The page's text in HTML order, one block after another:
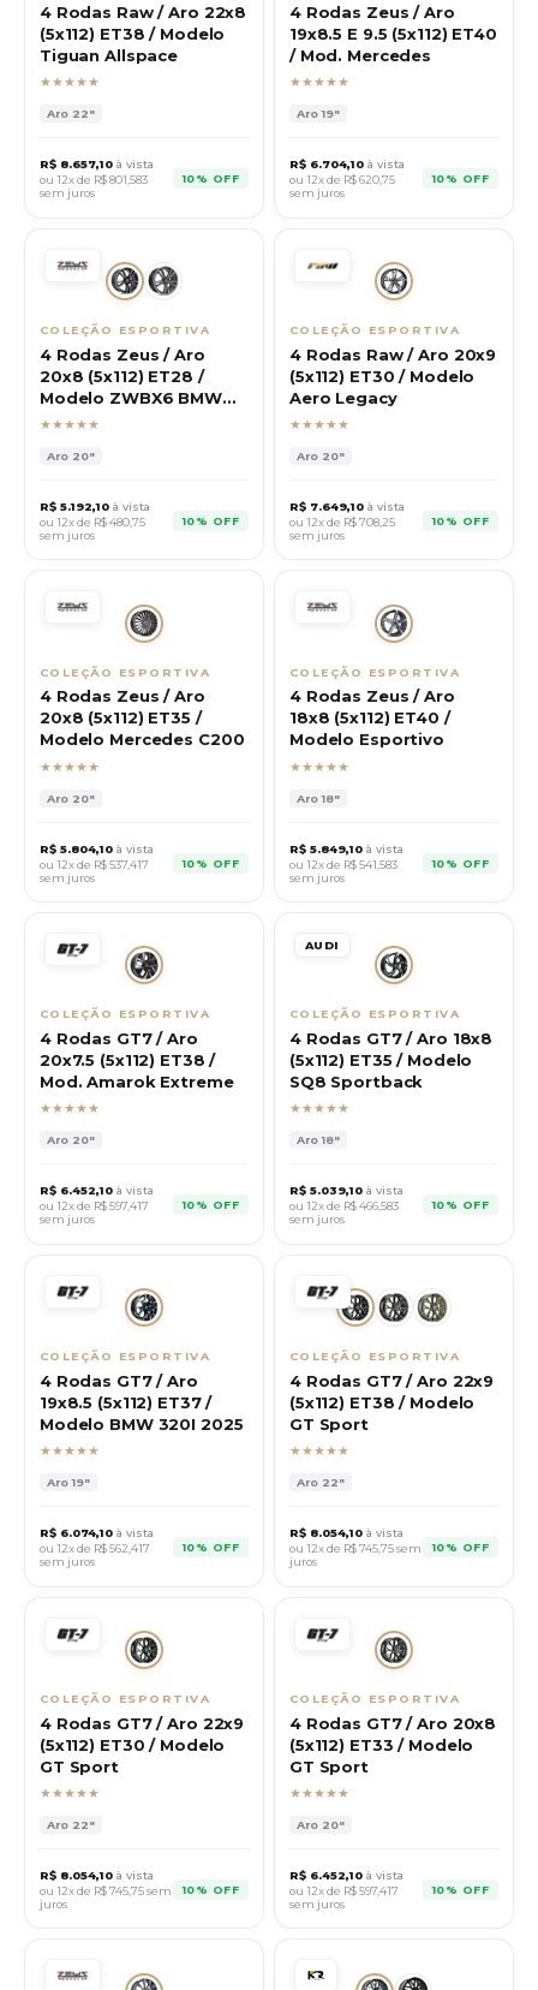
4 Rodas Raw / Aro 22x8
(5x112) ET38 / Modelo
Tiguan Allspace
★★★★★
Aro 22"
R$ 8.657,10 à vista
ou 12x de R$801,583
sem juros
10% OFF
4 Rodas Zeus / Aro
19x8.5 E 9.5 (5x112) ET40
/ Mod. Mercedes
★★★★★
Aro19"
R$ 6.704,10 à vista
ou 12x de R$620,75
sem juros
10% OFF
COLEÇÃO ESPORTIVA
4 Rodas Zeus / Aro
20x8 (5x112) ET28 /
Modelo ZWBX6 BMW
320M
★★★★★
Aro 20"
R$ 5.192,10 à vista
ou 12x de R$480,75
sem juros
10% OFF
COLEÇÃO ESPORTIVA
4 Rodas Raw / Aro 20x9
(5x112) ET30 / Modelo
Aero Legacy
★★★★★
Aro 20"
R$ 7.649,10 à vista
ou 12x de R$708,25
sem juros
10% OFF
COLEÇÃO ESPORTIVA
4 Rodas Zeus / Aro
20x8 (5x112) ET35 /
Modelo Mercedes C200
★★★★★
Aro 20"
R$ 5.804,10 à vista
ou 12x de R$537,417
sem juros
10% OFF
COLEÇÃO ESPORTIVA
4 Rodas Zeus / Aro
18x8 (5x112) ET40 /
Modelo Esportivo
★★★★★
Aro18"
R$ 5.849,10 à vista
ou 12x de R$541,583
sem juros
10% OFF
COLEÇÃO ESPORTIVA
4 Rodas GT7 / Aro
20x7.5 (5x112) ET38 /
Mod. Amarok Extreme
★★★★★
Aro 20"
R$ 6.452,10 à vista
ou 12x de R$597,417
sem juros
10% OFF
AUDI
COLEÇÃO ESPORTIVA
4 Rodas GT7 / Aro 18x8
(5x112) ET35 / Modelo
SQ8 Sportback
★★★★★
Aro18"
R$ 5.039,10 à vista
ou 12x de R$466,583
sem juros
10% OFF
COLEÇÃO ESPORTIVA
4 Rodas GT7 / Aro
19x8.5 (5x112) ET37 /
Modelo BMW 320I 2025
★★★★★
Aro19"
R$ 6.074,10 à vista
ou 12x de R$562,417
sem juros
10% OFF
COLEÇÃO ESPORTIVA
4 Rodas GT7 / Aro 22x9
(5x112) ET38 / Modelo
GT Sport
★★★★★
Aro 22"
R$ 8.054,10 à vista
ou 12x de R$745,75sem
juros
10% OFF
COLEÇÃO ESPORTIVA
4 Rodas GT7 / Aro 22x9
(5x112) ET30 / Modelo
GT Sport
★★★★★
Aro 22"
R$ 8.054,10 à vista
ou 12x de R$745,75sem
juros
10% OFF
COLEÇÃO ESPORTIVA
4 Rodas GT7 / Aro 20x8
(5x112) ET33 / Modelo
GT Sport
★★★★★
Aro 20"
R$ 6.452,10 à vista
ou 12x de R$597,417
sem juros
10% OFF